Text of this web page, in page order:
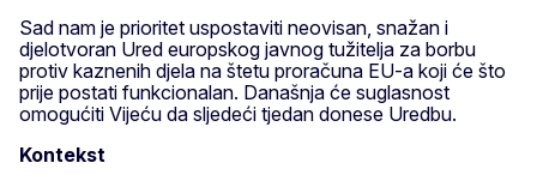
Sad nam je prioritet uspostaviti neovisan, snažan i
djelotvoran Ured europskog javnog tužitelja za borbu
protiv kaznenih djela na štetu proračuna EU-a koji će što
prije postati funkcionalan. Današnja će suglasnost
omogućiti Vijeću da sljedeći tjedan donese Uredbu.
Kontekst